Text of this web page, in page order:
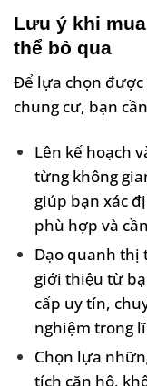
Lưu ý khi
thể bỏ qua
Để lựa chọn
chung cư, bạn
Lên kế hoạch
từng không
giúp bạn xác
phù hợp và
Dạo quanh thị
giới thiệu từ
cấp uy tín,
nghiệm trong
Chọn lựa
tích căn hộ,